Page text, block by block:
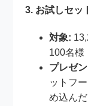
3. お試しセッ
対象:
100名様
プレゼ
ットフ
め込ん